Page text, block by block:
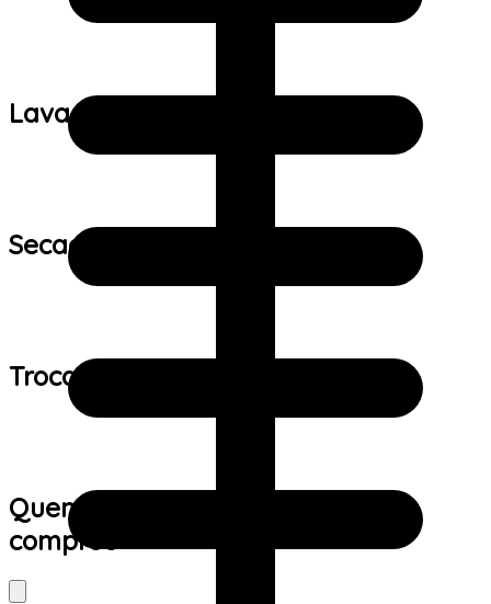
Lavagem:
Secagem:
Trocas e devoluções:
Quem viu este produto também
comprou